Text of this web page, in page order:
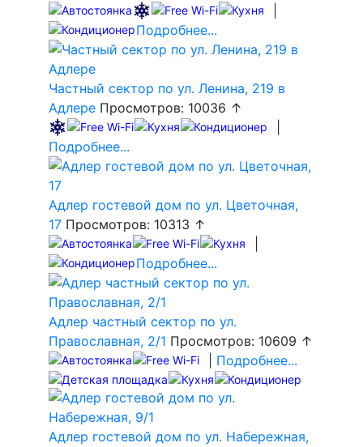
Подробнее...
Частный сектор по ул. Ленина, 219 в
Адлере Просмотров: 10036 ↑
Подробнее...
Адлер гостевой дом по ул. Цветочная,
17 Просмотров: 10313 ↑
Подробнее...
Адлер частный сектор по ул.
Православная, 2/1 Просмотров: 10609 ↑
Подробнее...
Адлер гостевой дом по ул. Набережная,